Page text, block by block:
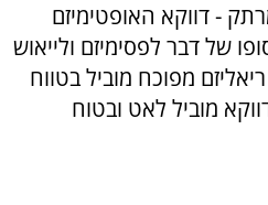
- דווקא האופטימיזם
של דבר לפסימיזם ולייאוש
מפוכח מוביל בטווח
מוביל לאט ובטוח